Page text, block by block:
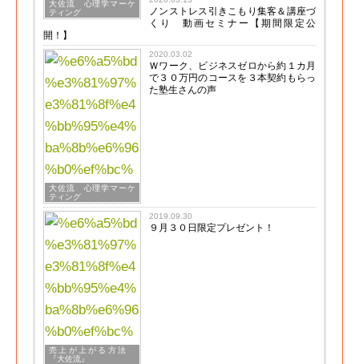
大佐流 心理学マーケ
ティング
ノンストレス引きこもり集客＆講座づ
くり 動画セミナー【期間限定公
開！】
大佐流 心理学マーケ
ティング
2020.03.02
Ｗワーク、ビジネスゼロから約１カ月
で３０万円のコースを３本契約もらっ
た塾生さんの声
売上が上がる方法
『大佐流』
2019.09.30
９月３０日限定プレゼント！